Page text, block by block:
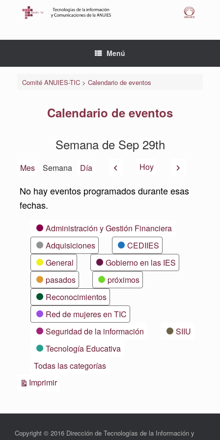
Menú
Comité ANUIES-TIC> Calendario de eventos
Calendario de eventos
Semana de Sep 29th
Mes Semana Día AnteriorHoy Siguiente
No hay eventos programados durante esas
fechas.
CategoríasAdministración y Gestión Financiera
Adquisiciones
CEDIIES
General
Gobierno en las IES
pasados
próximos
Reconocimientos
Red de mujeres en TIC
Seguridad de la información
SIIU
Tecnología Educativa
Todas las categorías
ImprimirVistas
Copyright © 2016 Dirección de Tecnologías de la Información y